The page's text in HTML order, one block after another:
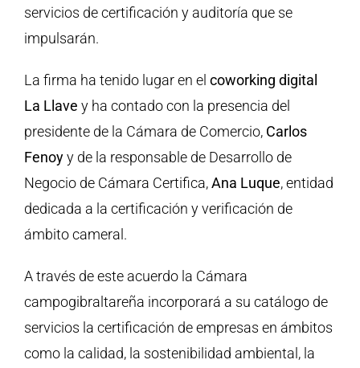
servicios de certificación y auditoría que se
impulsarán.
La firma ha tenido lugar en el coworking digital
La Llave y ha contado con la presencia del
presidente de la Cámara de Comercio, Carlos
Fenoyy de la responsable de Desarrollo de
Negocio de Cámara Certifica,Ana Luque, entidad
dedicada a la certificación y verificación de
ámbito cameral.
A través de este acuerdo la Cámara
campogibraltareña incorporará a su catálogo de
servicios la certificación de empresas en ámbitos
como la calidad, la sostenibilidad ambiental, la